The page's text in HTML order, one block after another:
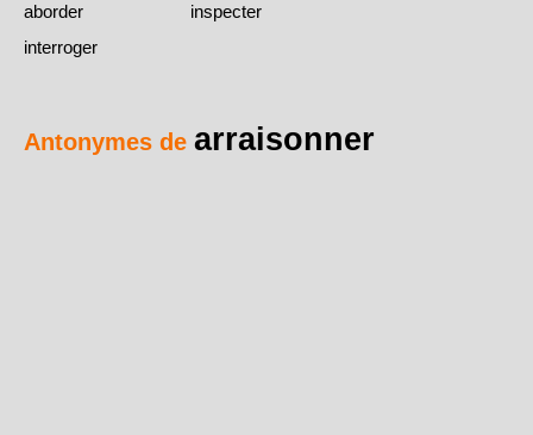
aborder
inspecter
interroger
Antonymes de arraisonner